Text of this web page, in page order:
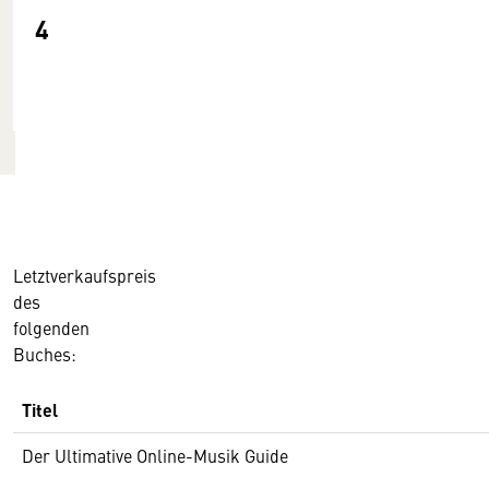
4
Letztverkaufspreis
des
folgenden
Buches:
Titel
Der Ultimative Online-Musik Guide